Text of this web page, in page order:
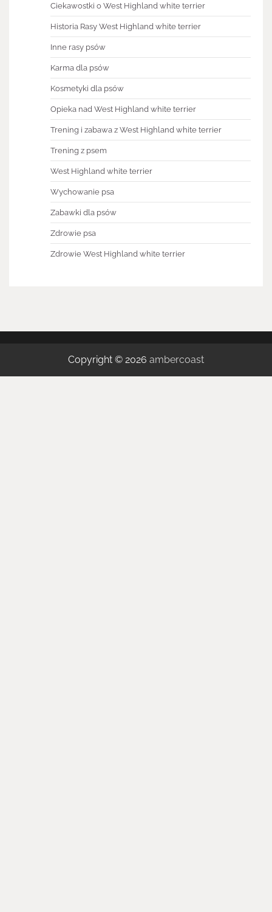
Ciekawostki o West Highland white terrier
Historia Rasy West Highland white terrier
Inne rasy psów
Karma dla psów
Kosmetyki dla psów
Opieka nad West Highland white terrier
Trening i zabawa z West Highland white terrier
Trening z psem
West Highland white terrier
Wychowanie psa
Zabawki dla psów
Zdrowie psa
Zdrowie West Highland white terrier
Copyright © 2026 ambercoast